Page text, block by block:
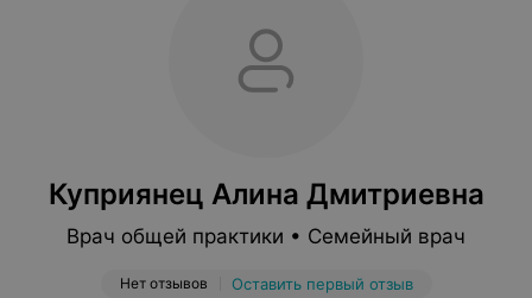
Куприянец Алина Дмитриевна
Врач общей практики • Семейный врач
Нет отзывов Оставить первый отзыв